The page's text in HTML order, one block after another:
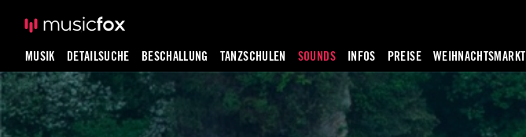
MUSIK DETAILSUCHE BESCHALLUNG TANZSCHULEN SOUNDS INFOS PREISE WEIHNACHTSMARKT